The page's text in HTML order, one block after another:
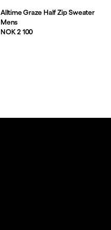
Alltime Graze Half Zip Sweater
Mens
Pris:
NOK 2 100